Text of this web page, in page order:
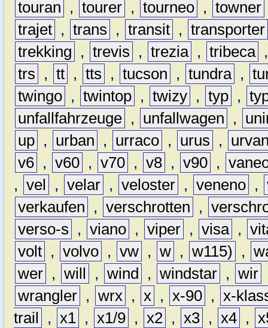
touran , tourer , tourneo , towner
trajet , trans , transit , transporter
trekking
, trevis , trezia , tribeca
trs
, tt , tts , tucson , tundra ,
twingo , twintop , twizy , typ ,
unfallfahrzeuge , unfallwagen ,
up , urban , urraco , urus ,
v6 , v60 , v70 , v8 , v90 ,
, vel , velar , veloster , veneno ,
verkaufen
, verschrotten ,
verso-s
, viano , viper , visa ,
volt , volvo , vw , w , w115) ,
wer , will , wind , windstar , wir
wrangler , wrx , x , x-90 , x-
trail
, x1 , x1/9 , x2 , x3 , x4 ,